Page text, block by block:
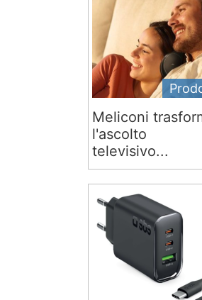
Meliconi
l'ascolto
televisivo...